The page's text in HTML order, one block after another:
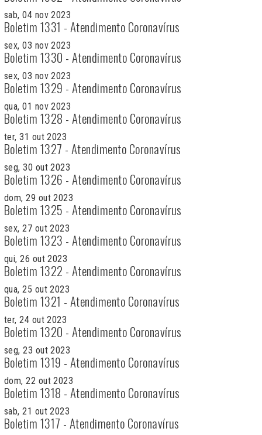
sab, 04 nov 2023
Boletim 1331 - Atendimento Coronavírus
sex, 03 nov 2023
Boletim 1330 - Atendimento Coronavírus
sex, 03 nov 2023
Boletim 1329 - Atendimento Coronavírus
qua, 01 nov 2023
Boletim 1328 - Atendimento Coronavírus
ter, 31 out 2023
Boletim 1327 - Atendimento Coronavírus
seg, 30 out 2023
Boletim 1326 - Atendimento Coronavírus
dom, 29 out 2023
Boletim 1325 - Atendimento Coronavírus
sex, 27 out 2023
Boletim 1323 - Atendimento Coronavírus
qui, 26 out 2023
Boletim 1322 - Atendimento Coronavírus
qua, 25 out 2023
Boletim 1321 - Atendimento Coronavírus
ter, 24 out 2023
Boletim 1320 - Atendimento Coronavírus
seg, 23 out 2023
Boletim 1319 - Atendimento Coronavírus
dom, 22 out 2023
Boletim 1318 - Atendimento Coronavírus
sab, 21 out 2023
Boletim 1317 - Atendimento Coronavírus